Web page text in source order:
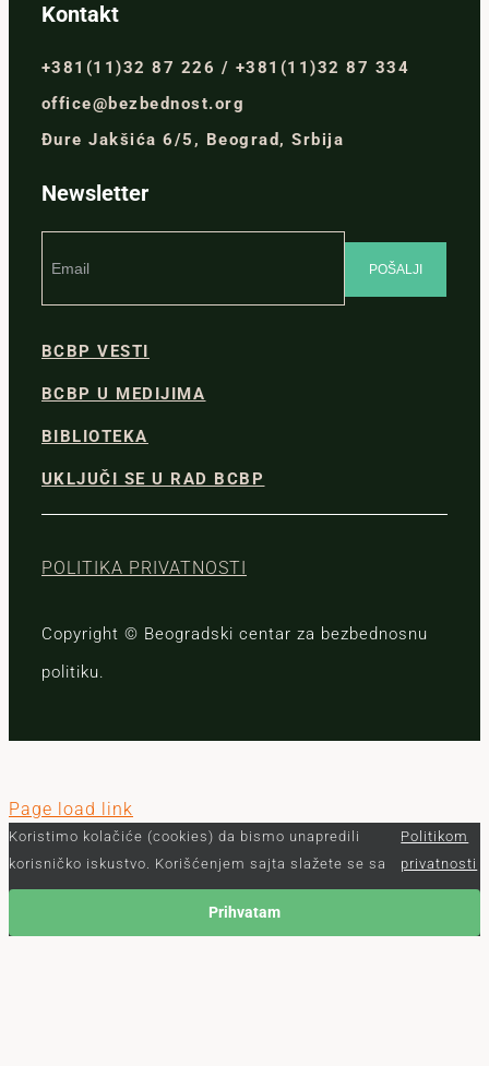
Kontakt
+381(11)32 87 226 / +381(11)32 87 334
office@bezbednost.org
Đure Jakšića 6/5, Beograd, Srbija
Newsletter
BCBP VESTI
BCBP U MEDIJIMA
BIBLIOTEKA
UKLJUČI SE U RAD BCBP
POLITIKA PRIVATNOSTI
Copyright © Beogradski centar za bezbednosnu
politiku.
Page load link
Koristimo kolačiće (cookies) da bismo unapredili
korisničko iskustvo. Korišćenjem sajta slažete se sa
Politikom
privatnosti
Prihvatam